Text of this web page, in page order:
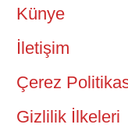
Künye
İletişim
Çerez
Gizlilik İlkeleri